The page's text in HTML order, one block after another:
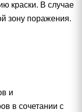
краски. В случае
зону поражения.
и
в сочетании с